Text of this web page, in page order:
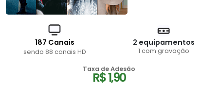
187 Canais
sendo 88 canais HD
2 equipamentos
1 com gravação
Taxa de Adesão
R$ 1,90